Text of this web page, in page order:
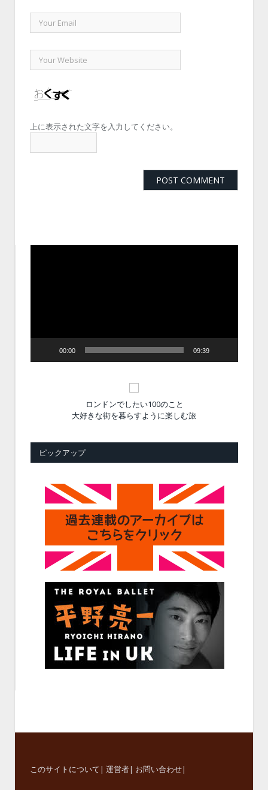
上に表示された文字を入力してください。
00:00 09:39
ロンドンでしたい100のこと
大好きな街を暮らすように楽しむ旅
ピックアップ
このサイトについて| 運営者| お問い合わせ|